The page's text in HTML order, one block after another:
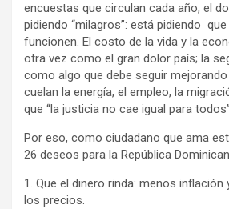
encuestas que circulan cada año, el
pidiendo “milagros”: está pidiendo
funcionen. El costo de la vida y la
otra vez como el gran dolor país; la
como algo que debe seguir
cuelan la energía, el empleo, la
que “la justicia no cae igual para
Por eso, como ciudadano que ama
26 deseos para la República
1. Que el dinero rinda: menos inflación
los precios.